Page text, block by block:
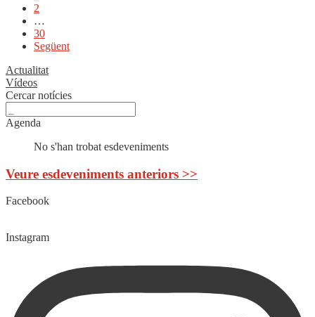
les
entrades
2
…
30
Següent
Actualitat
Vídeos
Cercar notícies
Agenda
No s'han trobat esdeveniments
Veure esdeveniments anteriors >>
Facebook
Instagram